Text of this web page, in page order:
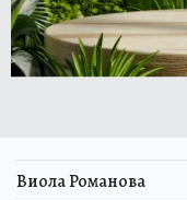
Виола Романова